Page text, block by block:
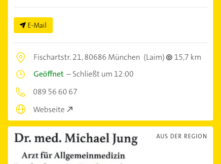
E-Mail
Fischartstr. 21,80686 München (Laim)
15,7 km
Geöffnet –Schließt um 12:00
089 56 60 67
Webseite
AUS DER REGION